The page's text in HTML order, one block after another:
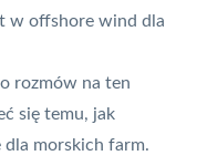
w offshore wind dla
rozmów na ten
się temu, jak
dla morskich farm.